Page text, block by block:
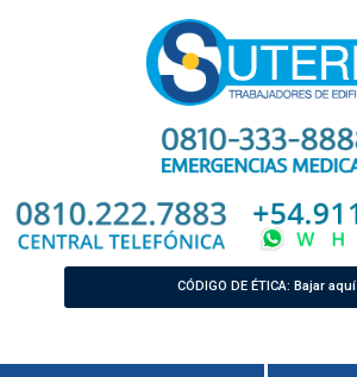
CÓDIGO DE ÉTICA: Bajar aquí